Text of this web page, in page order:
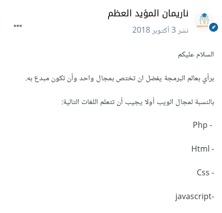
ناريمان المؤيد العظم
نشر3 أكتوبر 2018
السلام عليكم
برأي بعالم البرمجة يفضل ان تختص بمجال واحد وأن تكون مبدع به.
بالنسبة لمجال الويب أولا يجيب أن تتعلم اللغات التالية:
- Php
- Html
- Css
-javascript